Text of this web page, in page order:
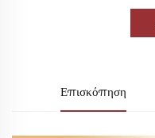
Επισκόπηση